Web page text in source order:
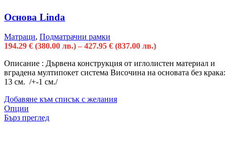
Основа Linda
Матраци, Подматрачни рамки
194.29 € (380.00 лв.) – 427.95 € (837.00 лв.)
Описание : Дървена конструкция от иглолистен материал и
вградена мултипокет система Височина на основата без крака:
13 см. /+-1 см./
Добавяне към списък с желания
Опции
Бърз преглед